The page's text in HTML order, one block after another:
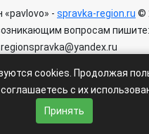
«pavlovo» - spravka-region.ru ©
вопросам
regionspravka@yandex.ru
ограничения 6+.
|Политика
Условия доступа к сайту
cookies. Продолжая
с их
Принять